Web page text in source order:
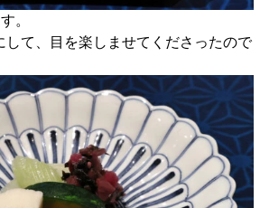
。
して、目を楽しませてくださったので